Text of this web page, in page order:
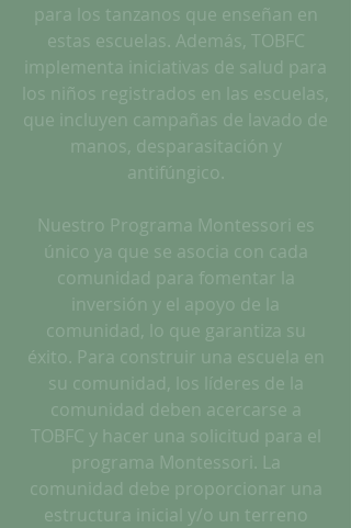
para los tanzanos que enseñan en
estas escuelas. Además, TOBFC
implementa iniciativas de salud para
los niños registrados en las escuelas,
que incluyen campañas de lavado de
manos, desparasitación y
antifúngico.
Nuestro Programa Montessori es
único ya que se asocia con cada
comunidad para fomentar la
inversión y el apoyo de la
comunidad, lo que garantiza su
éxito. Para construir una escuela en
su comunidad, los líderes de la
comunidad deben acercarse a
TOBFC y hacer una solicitud para el
programa Montessori. La
comunidad debe proporcionar una
estructura inicial y/o un terreno